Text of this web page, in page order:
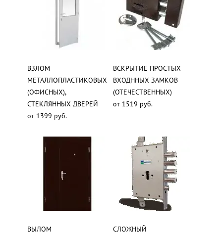
ВЗЛОМ
МЕТАЛЛОПЛАСТИКОВЫХ
(ОФИСНЫХ),
СТЕКЛЯННЫХ ДВЕРЕЙ
от 1399 руб.
ВСКРЫТИЕ ПРОСТЫХ
ВХОДННЫХ ЗАМКОВ
(ОТЕЧЕСТВЕННЫХ)
от 1519 руб.
ВЫЛОМ
СЛОЖНЫЙ